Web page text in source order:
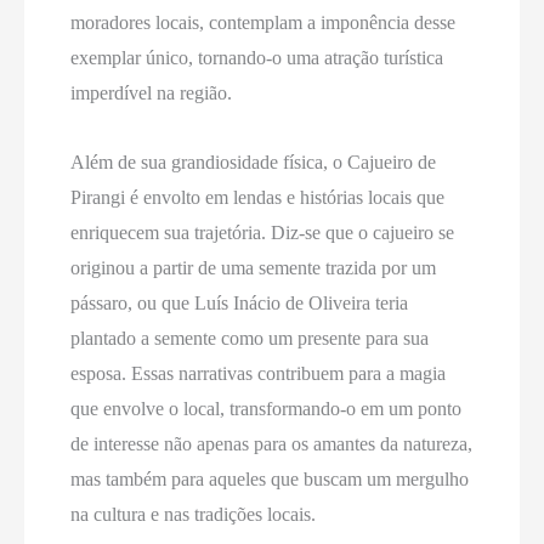
moradores locais, contemplam a imponência desse
exemplar único, tornando-o uma atração turística
imperdível na região.
Além de sua grandiosidade física, o Cajueiro de
Pirangi é envolto em lendas e histórias locais que
enriquecem sua trajetória. Diz-se que o cajueiro se
originou a partir de uma semente trazida por um
pássaro, ou que Luís Inácio de Oliveira teria
plantado a semente como um presente para sua
esposa. Essas narrativas contribuem para a magia
que envolve o local, transformando-o em um ponto
de interesse não apenas para os amantes da natureza,
mas também para aqueles que buscam um mergulho
na cultura e nas tradições locais.